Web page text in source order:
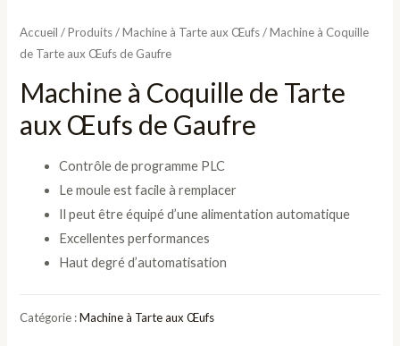
Accueil /Produits/Machine à Tarte aux Œufs/ Machine à Coquille
de Tarte aux Œufs de Gaufre
Machine à Coquille de Tarte
aux Œufs de Gaufre
Contrôle de programme PLC
Le moule est facile à remplacer
Il peut être équipé d’une alimentation automatique
Excellentes performances
Haut degré d’automatisation
Catégorie :Machine à Tarte aux Œufs